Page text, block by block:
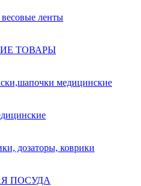
ленты
ТОВАРЫ
медицинские
дозаторы, коврики
ПОСУДА